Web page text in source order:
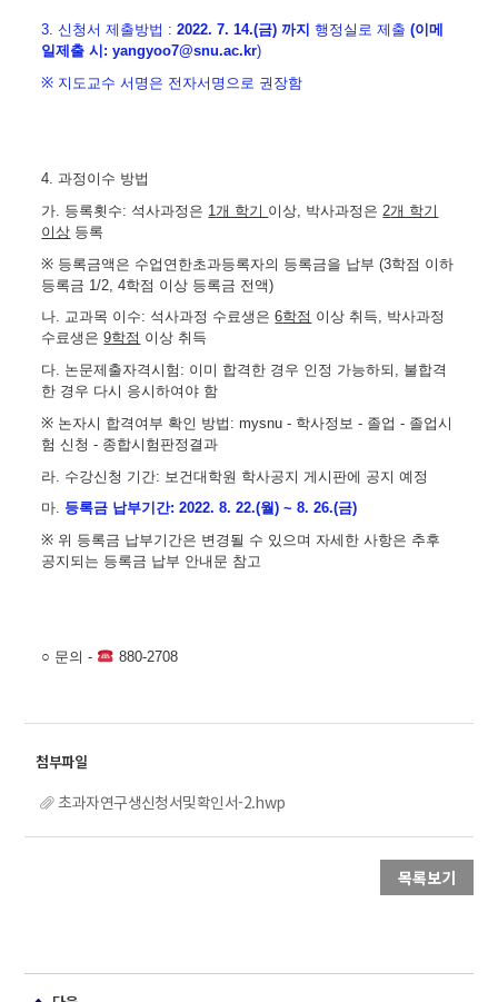
3.신청서 제출방법 :2022. 7. 14.(금)까지 행정실로제출(이메
일제출 시: yangyoo7@snu.ac.kr)
※ 지도교수 서명은 전자서명으로 권장함
4.과정이수 방법
가 등록횟수: 석사과정은 1 개 학기 이상 박사과정은 2개 학기
이상 등록
※ 등록금액은 수업연한초과등록자의 등록금을 납부(3학점 이하
등록금 1/2, 4학점 이상 등록금 전액)
나. 교과목 이수: 석사과정 수료생은6학점 이상 취득, 박사과정
수료생은9학점 이상 취득
다. 논문제출자격시험 : 이미 합격한 경우 인정 가능하되 , 불합격
한 경우 다시 응시하여야 함
※ 논자시 합격여부 확인 방법 : mysnu - 학사정보- 졸업- 졸업시
험 신청- 종합시험판정결과
라 수강신청 기간: 보건대학원 학사공지 게시 판에 공지 예정
마. 등록금 납부기간: 2022. 8. 22.(월) ~ 8. 26.(금)
※ 위 등록금 납부기간은 변경될 수 있으며 자세한 사항은 추후
공지되는 등록금 납부 안내문 참고
○ 문의- 880-2708
초과자연구생신청서및확인서-2.hwp
목록보기